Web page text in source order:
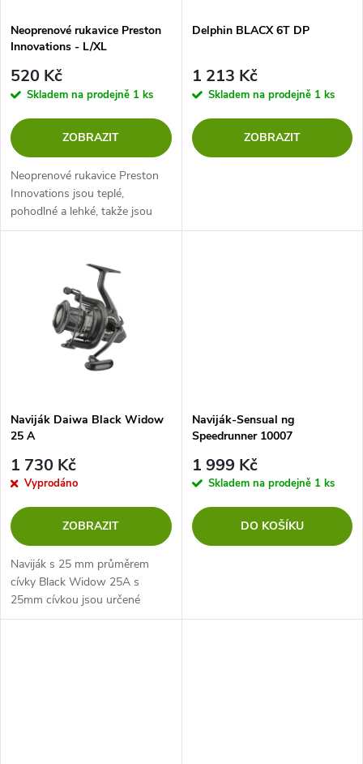
p
r
o
d
u
s
p
r
o
d
u
Neoprenové rukavice Preston
Innovations - L/XL
520 Kč
Skladem na prodejně 1 ks
ZOBRAZIT
Neoprenové rukavice Preston
Innovations jsou teplé,
pohodlné a lehké, takže jsou
nutností v chladném a vlhkém
pomocí suchého zipu na
Delphin BLACX 6T DP
1 213 Kč
Skladem na prodejně 1 ks
ZOBRAZIT
Naviják Daiwa Black Widow
25 A
1 730 Kč
Vyprodáno
ZOBRAZIT
Naviják s 25 mm průměrem
cívky Black Widow 25A s
25mm cívkou jsou určené
především pro lov kaprů na
Naviják-Sensual ng
Speedrunner 10007
1 999 Kč
Skladem na prodejně 1 ks
DO KOŠÍKU